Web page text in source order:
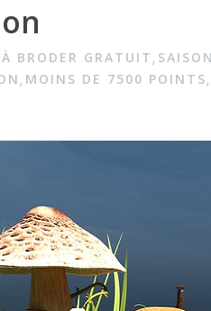
BRODER GRATUIT, SAISON
, MOINS DE 7500 POINTS,